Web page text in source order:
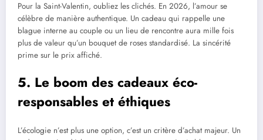
Pour la Saint-Valentin, oubliez les clichés. En 2026, l’amour se
célèbre de manière authentique. Un cadeau qui rappelle une
blague interne au couple ou un lieu de rencontre aura mille fois
plus de valeur qu’un bouquet de roses standardisé. La sincérité
prime sur le prix affiché.
5. Le boom des cadeaux éco-
responsables et éthiques
L’écologie n’est plus une option, c’est un critère d’achat majeur. Un